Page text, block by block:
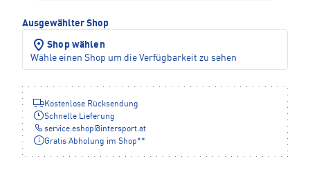
Ausgewählter Shop
Shop wählen
Wähle einen Shop um die Verfügbarkeit zu sehen
Kostenlose Rücksendung
Schnelle Lieferung
service.eshop@intersport.at
Gratis Abholung im Shop**